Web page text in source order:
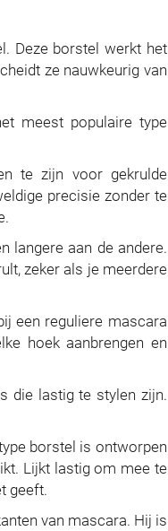
Deze borstel werkt het
ze nauwkeurig van
meest populaire type
te zijn voor gekrulde
precisie zonder te
langere aan de andere.
zeker als je meerdere
een reguliere mascara
hoek aanbrengen en
die lastig te stylen zijn.
borstel is ontworpen
Lijkt lastig om mee te
geeft.
van mascara. Hij is